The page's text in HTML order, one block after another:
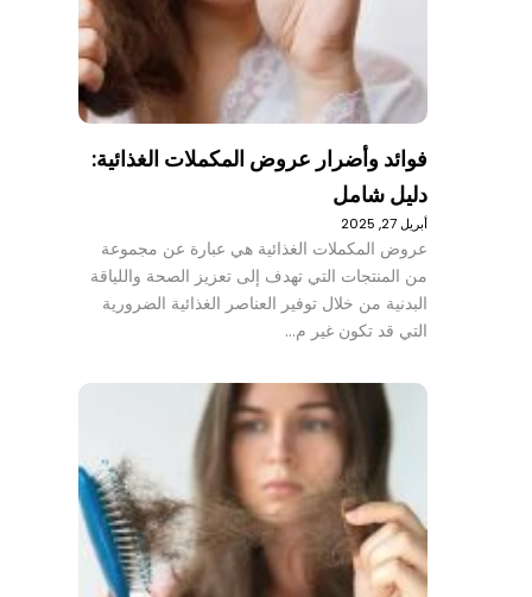
فوائد وأضرار عروض المكملات الغذائية:
دليل شامل
أبريل 27, 2025
عروض المكملات الغذائية هي عبارة عن مجموعة
من المنتجات التي تهدف إلى تعزيز الصحة واللياقة
البدنية من خلال توفير العناصر الغذائية الضرورية
التي قد تكون غير م…